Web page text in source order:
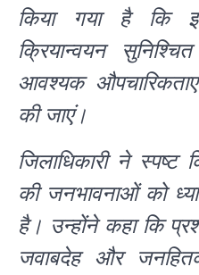
किया गया है कि
क्रियान्वयन
आवश्यक
की जाएं।
जिलाधिकारी ने स्पष्ट
की जनभावनाओं को
है। उन्होंने कहा कि
जवाबदेह और